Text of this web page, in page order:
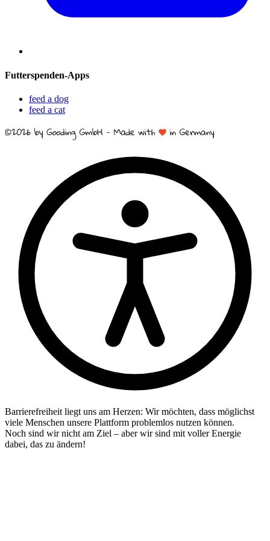
Futterspenden-Apps
feed a dog
feed a cat
Barrierefreiheit liegt uns am Herzen: Wir möchten, dass möglichst
viele Menschen unsere Plattform problemlos nutzen können.
Noch sind wir nicht am Ziel – aber wir sind mit voller Energie
dabei, das zu ändern!